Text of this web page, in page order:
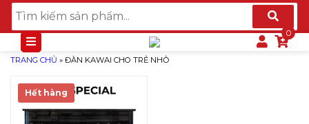
TRANG CHỦ » ĐÀN KAWAI CHO TRẺ NHỎ
Hết hàng